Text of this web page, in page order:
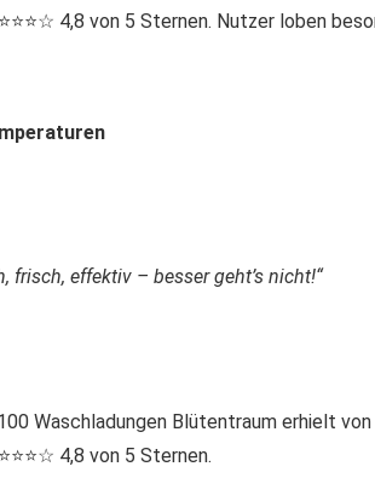
4,8 von 5 Sternen. Nutzer loben
frisch, effektiv – besser geht’s nicht!“
Waschladungen Blütentraum erhielt
4,8 von 5 Sternen.